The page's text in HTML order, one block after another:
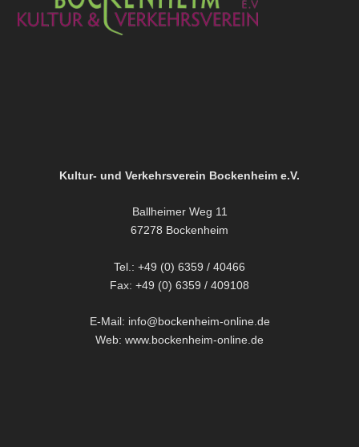
Kultur- und Verkehrsverein Bockenheim e.V.
Ballheimer Weg 11
67278 Bockenheim
Tel.: +49 (0) 6359 / 40466
Fax: +49 (0) 6359 / 409108
E-Mail: info@bockenheim-online.de
Web: www.bockenheim-online.de